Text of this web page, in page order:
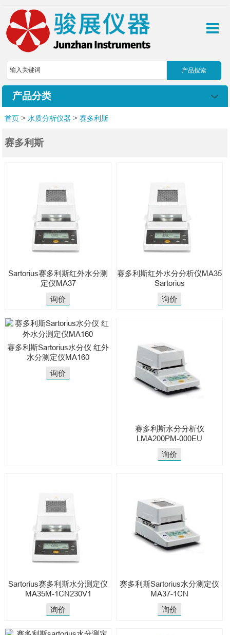
产品分类
首页> 水质分析仪器 > 赛多利斯
赛多利斯
Sartorius赛多利斯红外水分测
定仪MA37
询价
赛多利斯红外水分分析仪MA35
Sartorius
询价
赛多利斯Sartorius水分仪 红外
水分测定仪MA160
询价
赛多利斯水分分析仪
LMA200PM-000EU
询价
Sartorius赛多利斯水分测定仪
MA35M-1CN230V1
询价
赛多利斯Sartorius水分测定仪
MA37-1CN
询价